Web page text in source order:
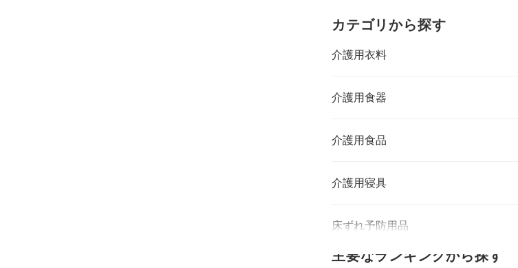
カテゴリから探す
介護用衣料
介護用食器
介護用食品
介護用寝具
床ずれ予防用品
主要なランキングから探す